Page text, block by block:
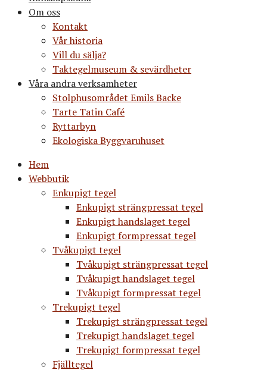
Om oss
Kontakt
Vår historia
Vill du sälja?
Taktegelmuseum & sevärdheter
Våra andra verksamheter
Stolphusområdet Emils Backe
Tarte Tatin Café
Ryttarbyn
Ekologiska Byggvaruhuset
Hem
Webbutik
Enkupigt tegel
Enkupigt strängpressat tegel
Enkupigt handslaget tegel
Enkupigt formpressat tegel
Tvåkupigt tegel
Tvåkupigt strängpressat tegel
Tvåkupigt handslaget tegel
Tvåkupigt formpressat tegel
Trekupigt tegel
Trekupigt strängpressat tegel
Trekupigt handslaget tegel
Trekupigt formpressat tegel
Fjälltegel